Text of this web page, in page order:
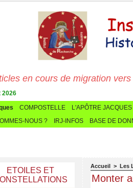
en cours de migration
2026
COMPOSTELLE L'APÔTRE JACQUES
NOUS ?
IRJ-INFOS BASE DE
ETOILES ET
Accueil > Les
Monter